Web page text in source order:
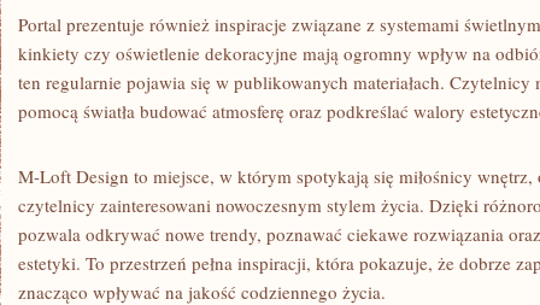
Portal prezentuje również inspiracje związane z systemami
kinkiety czy oświetlenie dekoracyjne mają ogromny wpływ na
ten regularnie pojawia się w publikowanych materiałach. Czytelnicy
pomocą światła budować atmosferę oraz podkreślać walory
M-Loft Design to miejsce, w którym spotykają się miłośnicy
czytelnicy zainteresowani nowoczesnym stylem życia. Dzięki
pozwala odkrywać nowe trendy, poznawać ciekawe rozwiązania
estetyki. To przestrzeń pełna inspiracji, która pokazuje, że dobrze
znacząco wpływać na jakość codziennego życia.